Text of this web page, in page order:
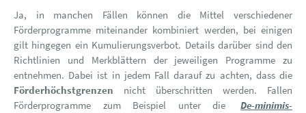
Ja, in manchen Fällen können die Mittel verschiedener
Förderprogramme miteinander kombiniert werden, bei einigen
gilt hingegen ein Kumulierungsverbot. Details darüber sind den
Richtlinien und Merkblättern der jeweiligen Programme zu
entnehmen. Dabei ist in jedem Fall darauf zu achten, dass die
Förderhöchstgrenzen nicht überschritten werden. Fallen
Förderprogramme zum Beispiel unter die
De-minimis-